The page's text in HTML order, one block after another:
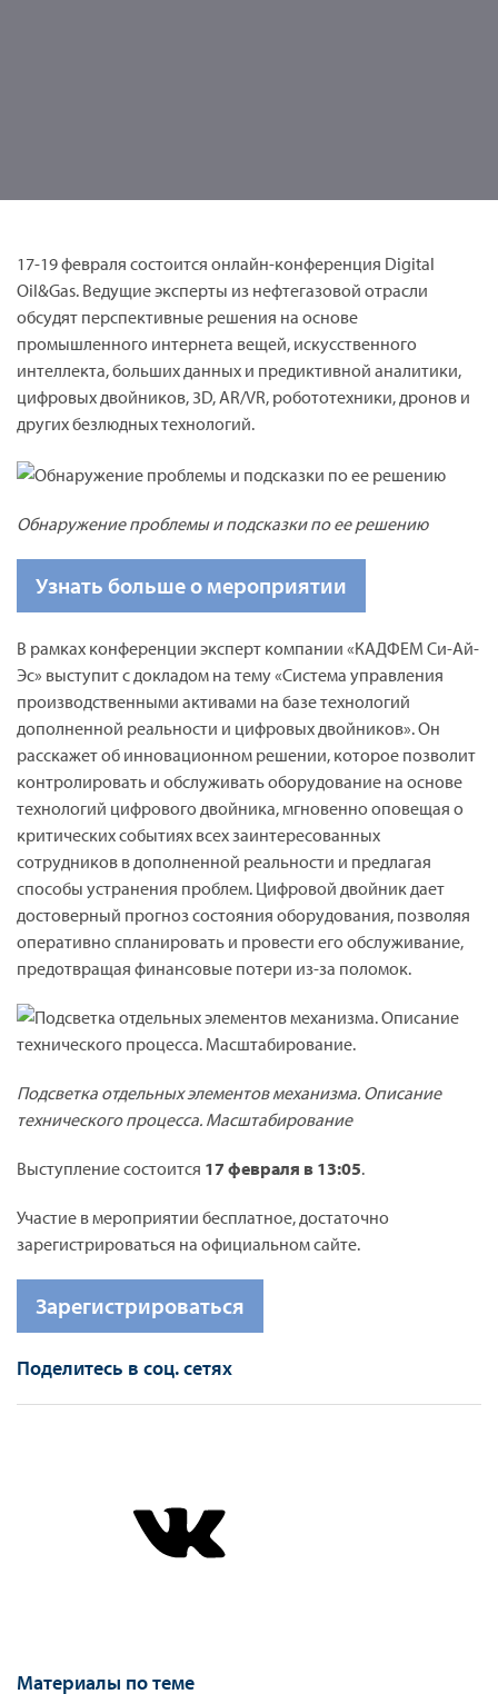
17-19 февраля состоится онлайн-конференция Digital
Oil&Gas. Ведущие эксперты из нефтегазовой отрасли
обсудят перспективные решения на основе
промышленного интернета вещей, искусственного
интеллекта, больших данных и предиктивной аналитики,
цифровых двойников, 3D, AR/VR, робототехники, дронов и
других безлюдных технологий.
Обнаружение проблемы и подсказки по ее решению
Узнать больше о мероприятии
В рамках конференции эксперт компании «КАДФЕМ Си-Ай-
Эс» выступит с докладом на тему «Система управления
производственными активами на базе технологий
дополненной реальности и цифровых двойников». Он
расскажет об инновационном решении, которое позволит
контролировать и обслуживать оборудование на основе
технологий цифрового двойника, мгновенно оповещая о
критических событиях всех заинтересованных
сотрудников в дополненной реальности и предлагая
способы устранения проблем. Цифровой двойник дает
достоверный прогноз состояния оборудования, позволяя
оперативно спланировать и провести его обслуживание,
предотвращая финансовые потери из-за поломок.
Подсветка отдельных элементов механизма. Описание
технического процесса. Масштабирование
Выступление состоится 17 февраля в 13:05.
Участие в мероприятии бесплатное, достаточно
зарегистрироваться на официальном сайте.
Зарегистрироваться
Поделитесь в соц. сетях
Материалы по теме